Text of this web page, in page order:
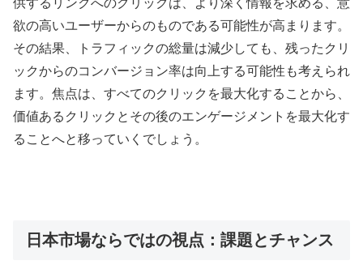
供するリンクへのクリックは、より深く情報を求める、意
欲の高いユーザーからのものである可能性が高まります。
その結果、トラフィックの総量は減少しても、残ったクリ
ックからのコンバージョン率は向上する可能性も考えられ
ます。焦点は、すべてのクリックを最大化することから、
価値あるクリックとその後のエンゲージメントを最大化す
ることへと移っていくでしょう。
日本市場ならではの視点：課題とチャンス